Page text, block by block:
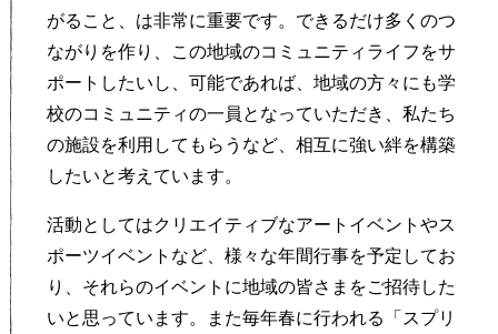
がること、は非常に重要です。できるだけ多くのつ
ながりを作り、この地域のコミュニティライフをサ
ポートしたいし、可能であれば、地域の方々にも学
校のコミュニティの一員となっていただき、私たち
の施設を利用してもらうなど、相互に強い絆を構築
したいと考えています。
活動としてはクリエイティブなアートイベントやス
ポーツイベントなど、様々な年間行事を予定してお
り、それらのイベントに地域の皆さまをご招待した
いと思っています。また毎年春に行われる「スプリ